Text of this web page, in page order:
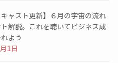
キャスト更新】６月の宇宙の流れ
解説。これを聴いてビジネス成
よう
1日